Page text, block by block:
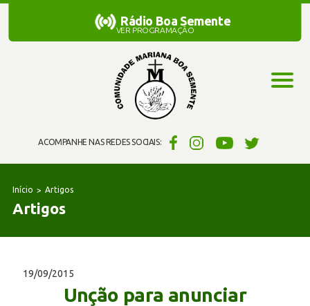
ACOMPANHE NAS REDES SOCIAIS:
Rádio Boa Semente
Rádio Boa Semente
VER PROGRAMAÇÃO
Início Artigos
Artigos
19/09/2015
Unção para anunciar